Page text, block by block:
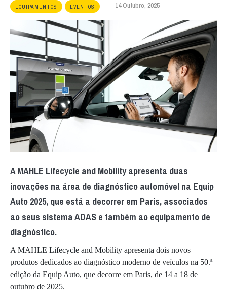
EQUIPAMENTOS EVENTOS 14 Outubro, 2025
A MAHLE Lifecycle and Mobility apresenta duas
inovações na área de diagnóstico automóvel na Equip
Auto 2025, que está a decorrer em Paris, associados
ao seus sistema ADAS e também ao equipamento de
diagnóstico.
A MAHLE Lifecycle and Mobility apresenta dois novos
produtos dedicados ao diagnóstico moderno de veículos na 50.ª
edição da Equip Auto, que decorre em Paris, de 14 a 18 de
outubro de 2025.